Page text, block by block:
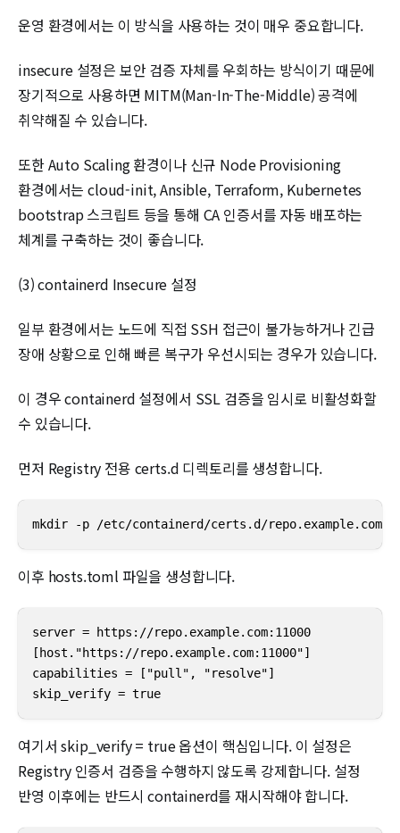
운영 환경에서는 이 방식을 사용하는 것이 매우 중요합니다.
insecure 설정은 보안 검증 자체를 우회하는 방식이기 때문에
장기적으로 사용하면 MITM(Man-In-The-Middle) 공격에
취약해질 수 있습니다.
또한 Auto Scaling 환경이나 신규 Node Provisioning
환경에서는 cloud-init, Ansible, Terraform, Kubernetes
bootstrap 스크립트 등을 통해 CA 인증서를 자동 배포하는
체계를 구축하는 것이 좋습니다.
(3) containerd Insecure 설정
일부 환경에서는 노드에 직접 SSH 접근이 불가능하거나 긴급
장애 상황으로 인해 빠른 복구가 우선시되는 경우가 있습니다.
이 경우 containerd 설정에서 SSL 검증을 임시로 비활성화할
수 있습니다.
먼저 Registry 전용 certs.d 디렉토리를 생성합니다.
mkdir -p /etc/containerd/certs.d/
이후 hosts.toml 파일을 생성합니다.
server = https://repo.example.com:11000
[host."https://repo.example.com:11000"]
capabilities = ["pull", "resolve"]
skip_verify = true
여기서 skip_verify = true 옵션이 핵심입니다. 이 설정은
Registry 인증서 검증을 수행하지 않도록 강제합니다. 설정
반영 이후에는 반드시 containerd를 재시작해야 합니다.